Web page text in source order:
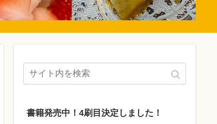
書籍発売中！4刷目決定しました！